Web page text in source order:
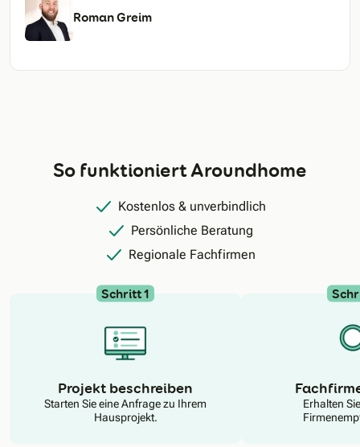
Roman Greim
So funktioniert Aroundhome
Kostenlos & unverbindlich
Persönliche Beratung
Regionale Fachfirmen
Schritt 1
Projekt beschreiben
Starten Sie eine Anfrage zu Ihrem
Hausprojekt.
Erhalten